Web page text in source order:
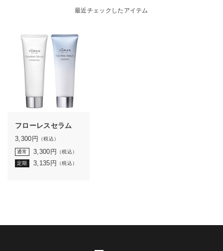
最近チェックしたアイテム
フローレスセラム
3,300 円 （税込）
通常 3,300 円 （税込）
定期 3,135 円 （税込）